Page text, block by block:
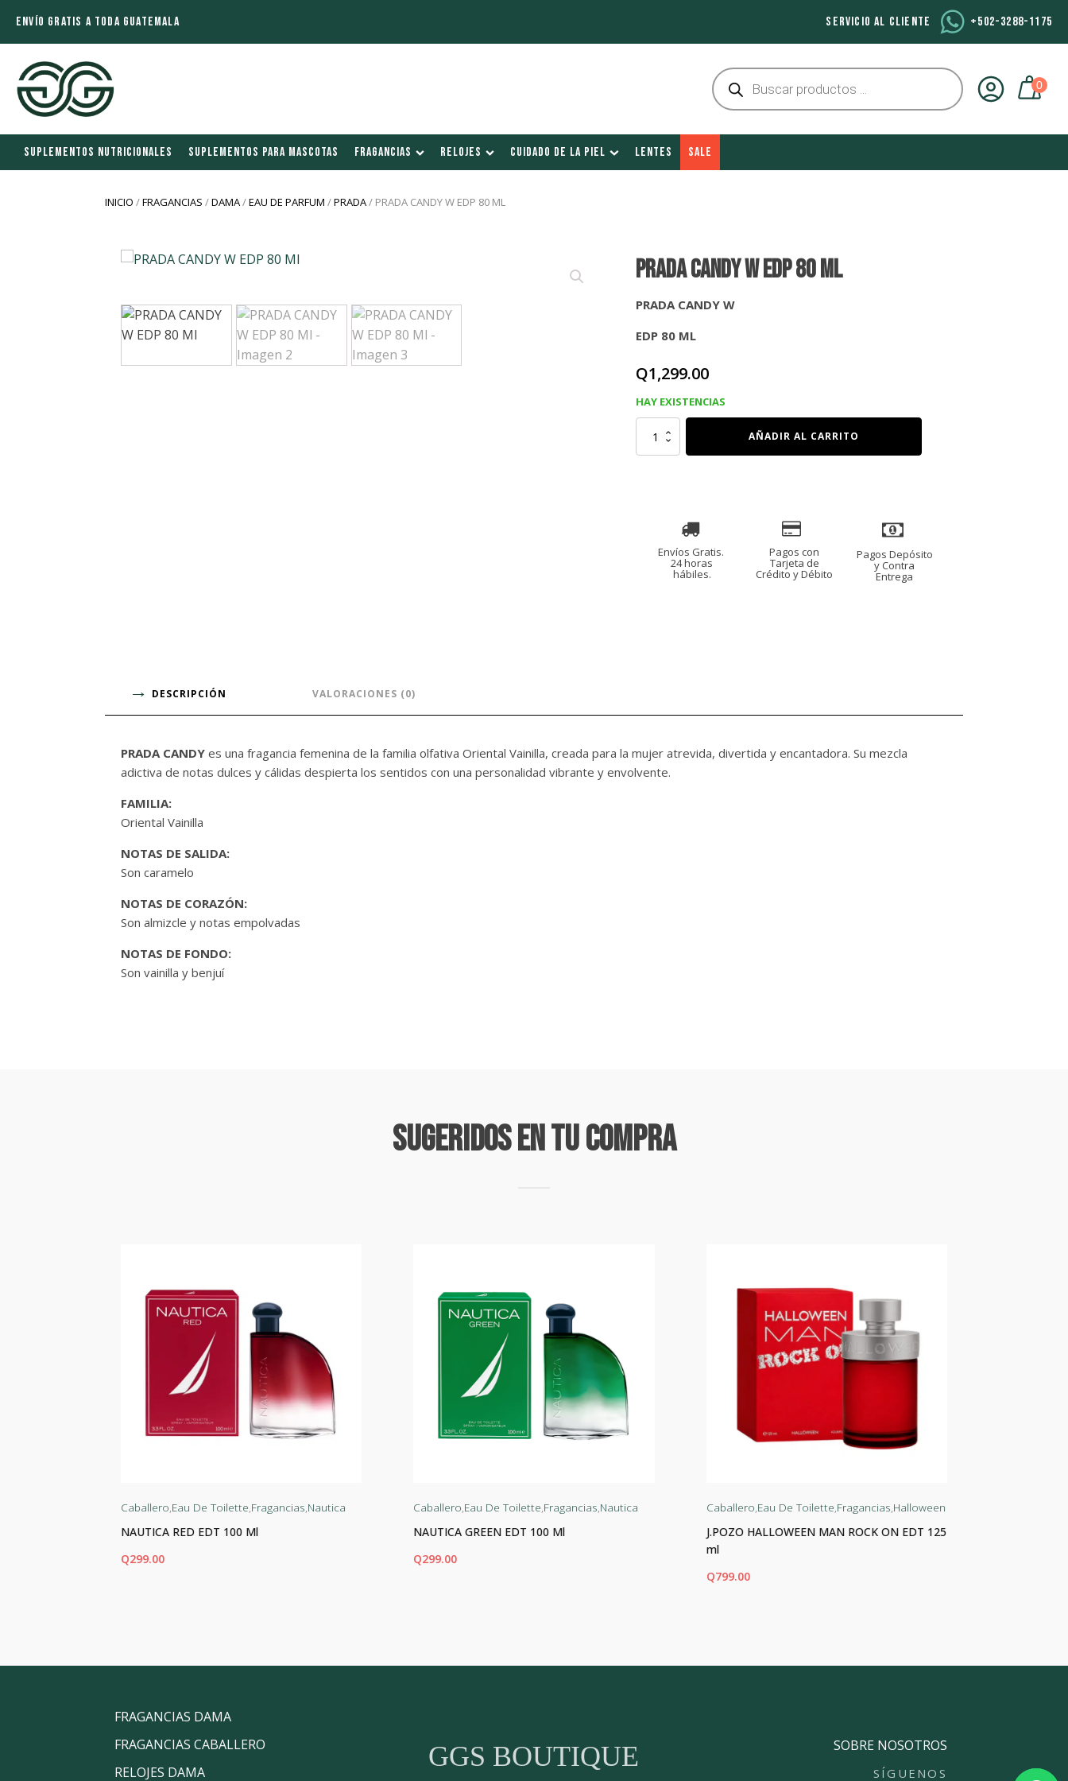
ENVÍO GRATIS A TODA GUATEMALA SERVICIO AL CLIENTE +502-3288-1175
Búsqueda
de
productos
SUPLEMENTOS NUTRICIONALES SUPLEMENTOS PARA MASCOTAS FRAGANCIAS RELOJES CUIDADO DE LA PIEL LENTES SALE
INICIO /FRAGANCIAS /DAMA/EAU DE PARFUM /PRADA/ PRADA CANDY W EDP 80 ML
PRADA CANDY W EDP 80 Ml
PRADA CANDY W
EDP 80 ML
Q1,299.00
HAY EXISTENCIAS
CANDY
EDP
AÑADIR AL CARRITO
Envíos Gratis.
24 horas
hábiles.
Pagos con
Tarjeta de
Crédito y Débito
Pagos Depósito
y Contra
Entrega
DESCRIPCIÓN VALORACIONES (0)
PRADA CANDY es una fragancia femenina de la familia olfativa Oriental Vainilla, creada para la mujer atrevida, divertida y encantadora. Su mezcla
adictiva de notas dulces y cálidas despierta los sentidos con una personalidad vibrante y envolvente.
FAMILIA:
Oriental Vainilla
NOTAS DE SALIDA:
Son caramelo
NOTAS DE CORAZÓN:
Son almizcle y notas empolvadas
NOTAS DE FONDO:
Son vainilla y benjuí
Sugeridos En Tu Compra
Caballero,Eau De Toilette,Fragancias,Nautica
NAUTICA RED EDT 100 Ml
Q299.00
Caballero,Eau De Toilette,Fragancias,Nautica
NAUTICA GREEN EDT 100 Ml
Q299.00
Caballero,Eau De Toilette,Fragancias,Halloween
J.POZO HALLOWEEN MAN ROCK ON EDT 125
ml
Q799.00
FRAGANCIAS DAMA
FRAGANCIAS CABALLERO
RELOJES DAMA
GGS BOUTIQUE SOBRE NOSOTROS
SÍGUENOS